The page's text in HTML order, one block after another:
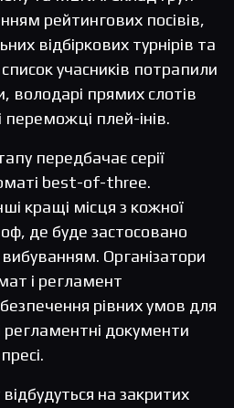
рейтингових посівів,
відбіркових турнірів та
учасників потрапили
володарі прямих слотів
переможці плей-інів.
передбачає серії
best-of-three.
кращі місця з кожної
де буде застосовано
Організатори
і регламент
рівних умов для
регламентні документи
на закритих